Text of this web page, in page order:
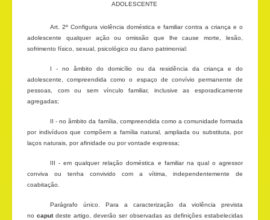
ADOLESCENTE
Art. 2º Configura violência doméstica e familiar contra a criança e o
adolescente qualquer ação ou omissão que lhe cause morte, lesão,
sofrimento físico, sexual, psicológico ou dano patrimonial:
I - no âmbito do domicílio ou da residência da criança e do
adolescente, compreendida como o espaço de convívio permanente de
pessoas, com ou sem vínculo familiar, inclusive as esporadicamente
agregadas;
II - no âmbito da família, compreendida como a comunidade formada
por indivíduos que compõem a família natural, ampliada ou substituta, por
laços naturais, por afinidade ou por vontade expressa;
III - em qualquer relação doméstica e familiar na qual o agressor
conviva ou tenha convivido com a vítima, independentemente de
coabitação.
Parágrafo único. Para a caracterização da violência prevista
no caputdeste artigo, deverão ser observadas as definições estabelecidas